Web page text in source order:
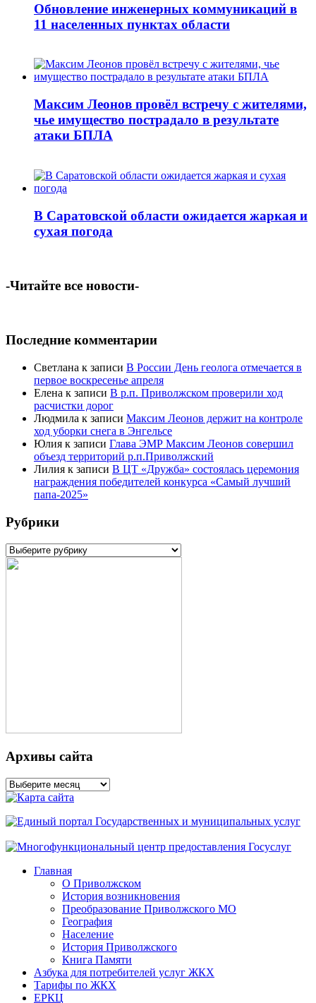
Обновление инженерных коммуникаций в
11 населенных пунктах области
Максим Леонов провёл встречу с жителями,
чье имущество пострадало в результате
атаки БПЛА
В Саратовской области ожидается жаркая и
сухая погода
-Читайте все новости-
Последние комментарии
Светлана к записи В России День геолога отмечается в
первое воскресенье апреля
Елена к записи В р.п. Приволжском проверили ход
расчистки дорог
Людмила к записи Максим Леонов держит на контроле
ход уборки снега в Энгельсе
Юлия к записи Глава ЭМР Максим Леонов совершил
объезд территорий р.п.Приволжский
Лилия к записи В ЦТ «Дружба» состоялась церемония
награждения победителей конкурса «Самый лучший
папа-2025»
Рубрики
Рубрики
Архивы сайта
Архивы
сайта
Главная
О Приволжском
История возникновения
Преобразование Приволжского МО
География
Население
История Приволжского
Книга Памяти
Азбука для потребителей услуг ЖКХ
Тарифы по ЖКХ
ЕРКЦ